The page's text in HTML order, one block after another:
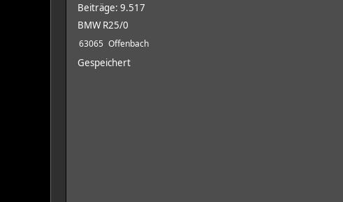
Beiträge: 9.517
BMW R25/0
63065 Offenbach
Gespeichert